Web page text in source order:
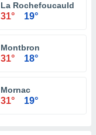
La Rochefoucauld
31° 19°
Montbron
31° 18°
Mornac
31° 19°